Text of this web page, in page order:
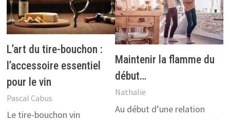
L’art du tire-bouchon :
l’accessoire essentiel
pour le vin
Pascal Cabus
Le tire-bouchon vin
Maintenir la flamme du
début…
Nathalie
Au début d’une relation